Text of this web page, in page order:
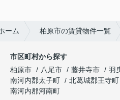
ーム 柏原市の賃貸物件一覧
市区町村から探す
柏原市
八尾市 藤井寺市 羽
南河内郡太子町
北葛城郡王寺町
南河内郡河南町